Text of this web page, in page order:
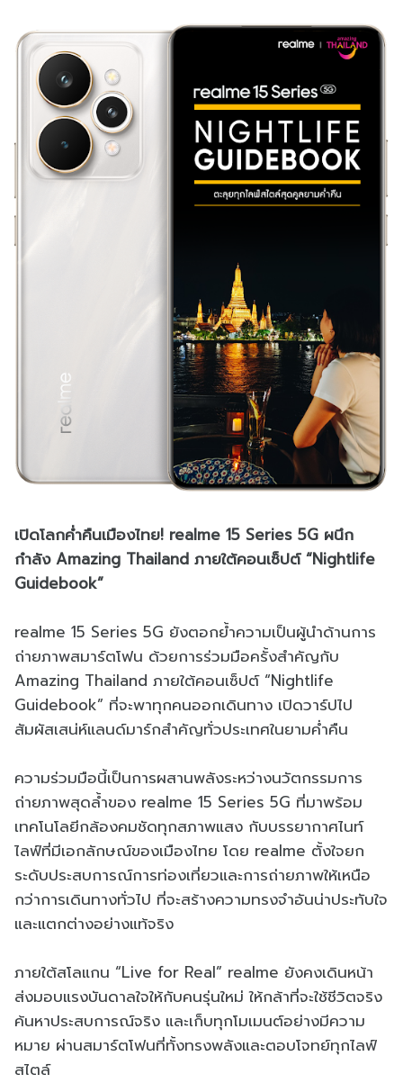
เปิดโลกค่ำคืนเมืองไทย! realme 15 Series 5G ผนึก
กำลัง Amazing Thailand ภายใต้คอนเซ็ปต์ “Nightlife
Guidebook”
realme 15 Series 5G ยังตอกย้ำความเป็นผู้นำด้านการ
ถ่ายภาพสมาร์ตโฟน ด้วยการร่วมมือครั้งสำคัญกับ
Amazing Thailand ภายใต้คอนเซ็ปต์ “Nightlife
Guidebook” ที่จะพาทุกคนออกเดินทาง เปิดวาร์ปไป
สัมผัสเสน่ห์แลนด์มาร์กสำคัญทั่วประเทศในยามค่ำคืน
ความร่วมมือนี้เป็นการผสานพลังระหว่างนวัตกรรมการ
ถ่ายภาพสุดล้ำของ realme 15 Series 5G ที่มาพร้อม
เทคโนโลยีกล้องคมชัดทุกสภาพแสง กับบรรยากาศไนท์
ไลฟ์ที่มีเอกลักษณ์ของเมืองไทย โดย realme ตั้งใจยก
ระดับประสบการณ์การท่องเที่ยวและการถ่ายภาพให้เหนือ
กว่าการเดินทางทั่วไป ที่จะสร้างความทรงจำอันน่าประทับใจ
และแตกต่างอย่างแท้จริง
ภายใต้สโลแกน “Live for Real” realme ยังคงเดินหน้า
ส่งมอบแรงบันดาลใจให้กับคนรุ่นใหม่ ให้กล้าที่จะใช้ชีวิตจริง
ค้นหาประสบการณ์จริง และเก็บทุกโมเมนต์อย่างมีความ
หมาย ผ่านสมาร์ตโฟนที่ทั้งทรงพลังและตอบโจทย์ทุกไลฟ์
สไตล์